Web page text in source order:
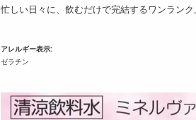
忙しい日々に、飲むだけで完結するワンラン
アレルギー表示:
ゼラチン